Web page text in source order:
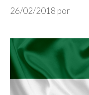
26/02/2018 por